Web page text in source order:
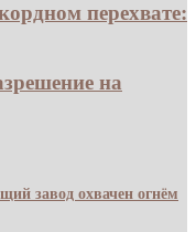
перехвате:
на
завод охвачен огнём